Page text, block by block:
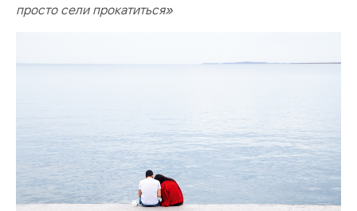
просто сели прокатиться»